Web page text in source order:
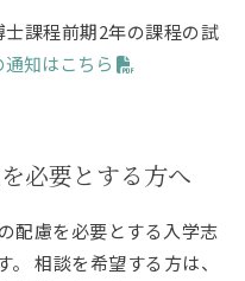
課程前期2年の課程の試
知はこちら
必要とする方へ
配慮を必要とする入学志
相談を希望する方は、